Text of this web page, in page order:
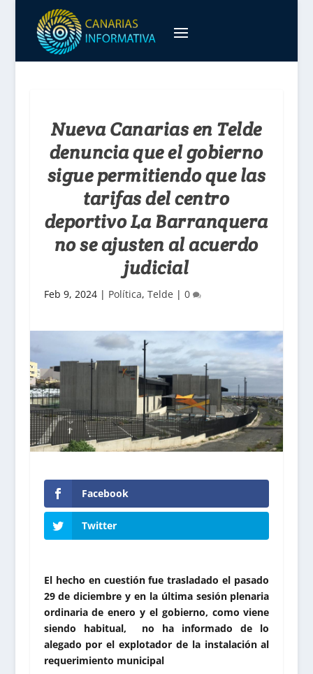
Nueva Canarias en Telde
denuncia que el gobierno
sigue permitiendo que las
tarifas del centro
deportivo La Barranquera
no se ajusten al acuerdo
judicial
Feb 9, 2024| Política, Telde | 0
Facebook
Twitter
El hecho en cuestión fue trasladado el pasado
29 de diciembre y en la última sesión plenaria
ordinaria de enero y el gobierno, como viene
siendo habitual, no ha informado de lo
alegado por el explotador de la instalación al
requerimiento municipal